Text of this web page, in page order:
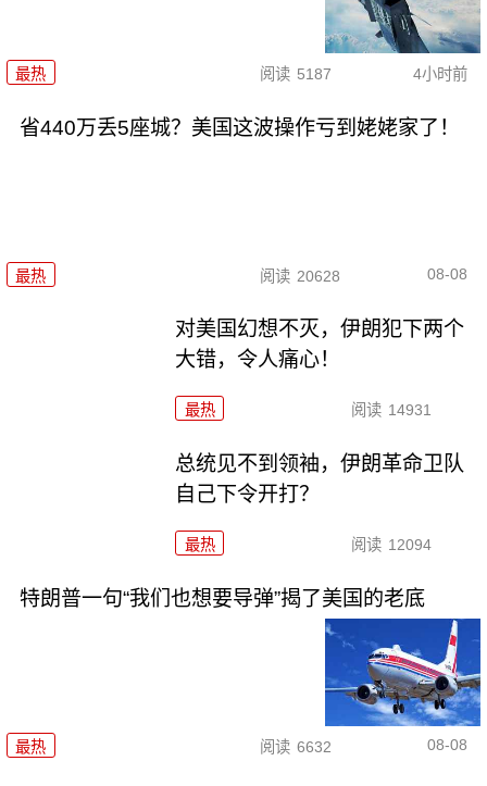
最热 阅读 5187 4小时前
省440万丢5座城？美国这波操作亏到姥姥家了！
最热 阅读 20628 08-08
对美国幻想不灭，伊朗犯下两个
大错，令人痛心！
最热 阅读 14931
总统见不到领袖，伊朗革命卫队
自己下令开打？
最热 阅读 12094
特朗普一句“我们也想要导弹”揭了美国的老底
最热 阅读 6632 08-08